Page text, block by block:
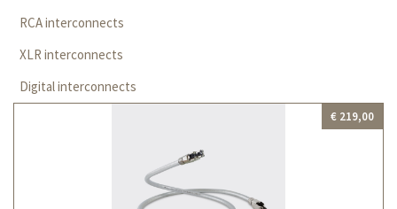
RCA interconnects
XLR interconnects
Digital interconnects
€ 219,00